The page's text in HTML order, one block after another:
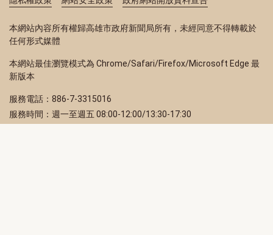
本網站內容所有權歸高雄市政府新聞局所有，未經同意不得轉載於
任何形式媒體
本網站最佳瀏覽模式為 Chrome/Safari/Firefox/Microsoft Edge 最
新版本
服務電話：886-7-3315016
服務時間：週一至週五 08:00-12:00/13:30-17:30